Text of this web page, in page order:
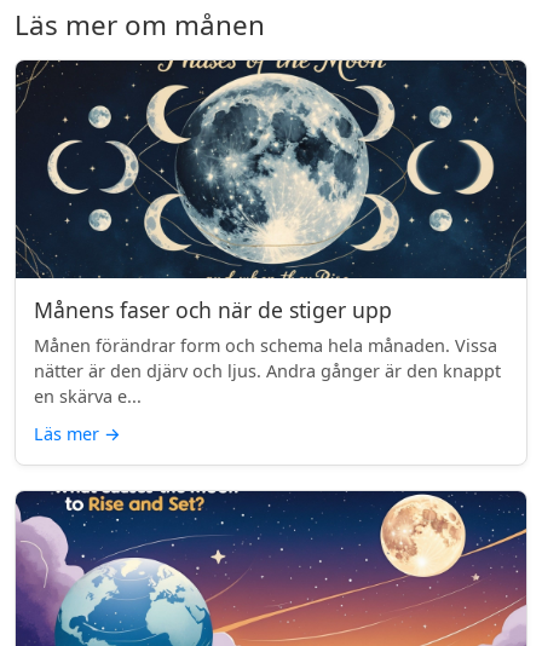
Läs mer om månen
Månens faser och när de stiger upp
Månen förändrar form och schema hela månaden. Vissa
nätter är den djärv och ljus. Andra gånger är den knappt
en skärva e...
Läs mer →